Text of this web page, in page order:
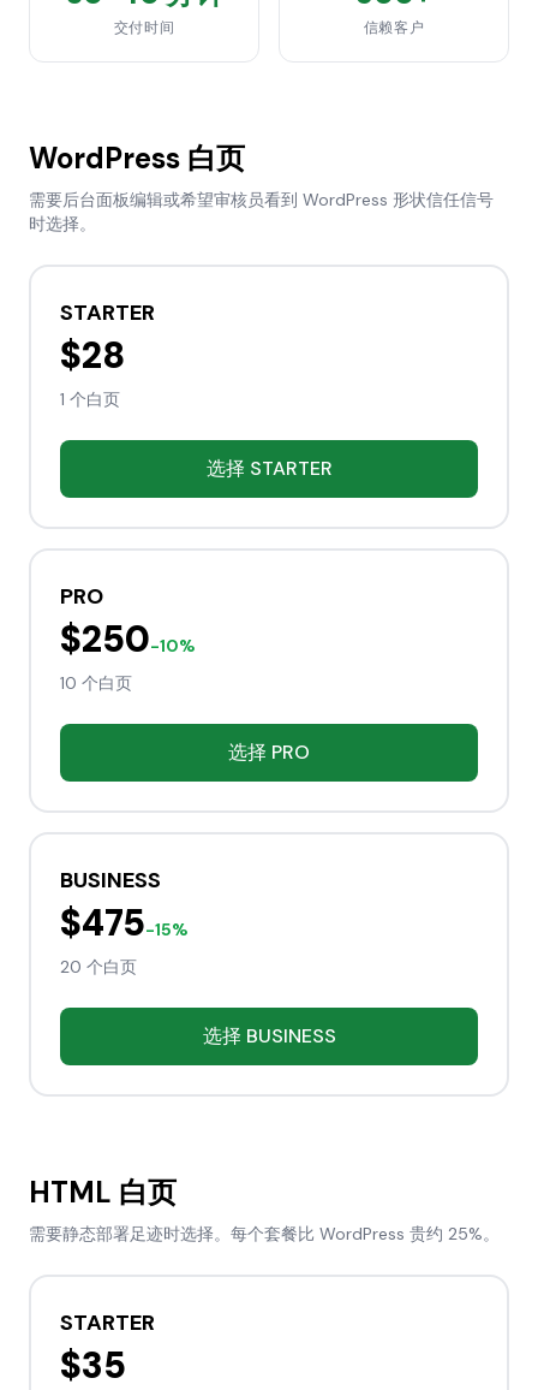
交付时间 信赖客户
WordPress 白页
需要后台面板编辑或希望审核员看到 WordPress 形状信任信号
时选择。
STARTER
$28
1 个白页
选择 STARTER
PRO
$250-10%
10 个白页
选择 PRO
BUSINESS
$475-15%
20 个白页
选择 BUSINESS
HTML 白页
需要静态部署足迹时选择。每个套餐比 WordPress 贵约 25%。
STARTER
$35